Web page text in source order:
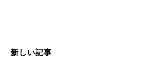
新しい記事